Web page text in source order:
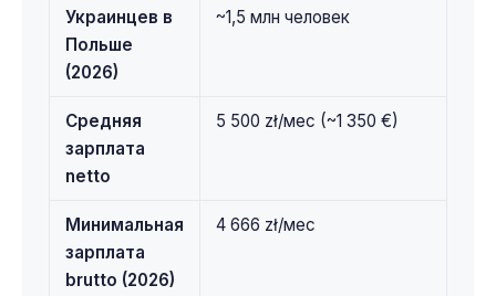
Украинцев в
Польше
(2026)
~1,5 млн человек
Средняя
зарплата
netto
5 500 zł/мес (~1 350 €)
Минимальная
зарплата
brutto (2026)
4 666 zł/мес